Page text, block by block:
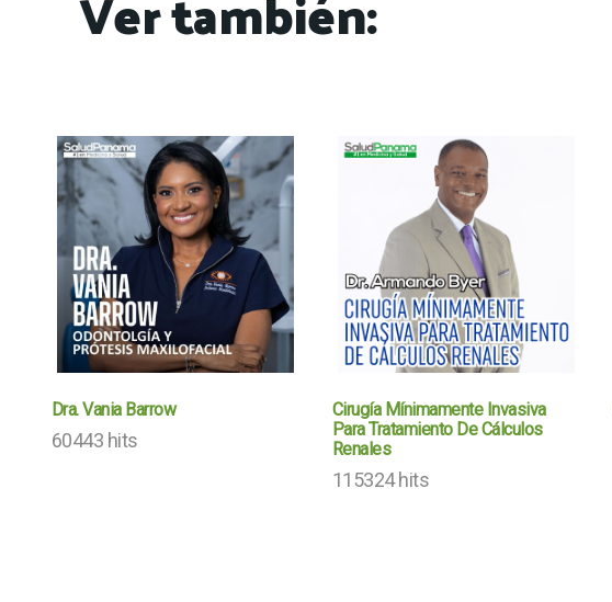
Dra. Vania Barrow
60443 hits
Cirugía Mínimamente Invasiva
Para Tratamiento De Cálculos
Renales
115324 hits